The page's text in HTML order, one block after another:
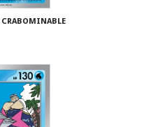
CRABOMINABLE